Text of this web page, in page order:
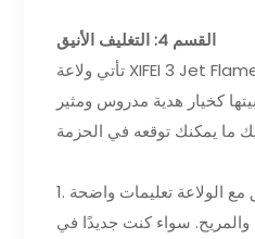
القسم 4: التغليف الأنيق
تأتي ولاعة XIFEI 3 Jet Flame Torch في صندوق هدايا
كخيار هدية مدروس ومثير
1. تعليمات واضحة: مرفق مع الولاعة تعليمات واضحة
والمريح. سواء كنت جديدًا في